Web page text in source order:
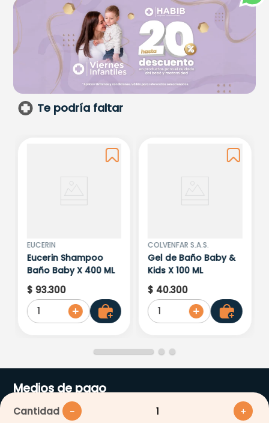
Cantidad ＋
－
Te podría faltar
EUCERIN
Eucerin Shampoo
Baño Baby X 400 ML
$ 93.300
1
COLVENFAR S.A.S.
Gel de Baño Baby &
Kids X 100 ML
$ 40.300
1
Medios de pago